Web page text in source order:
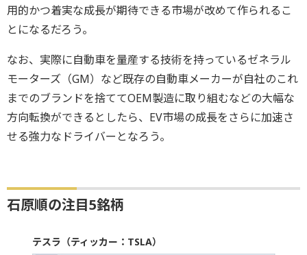
用的かつ着実な成長が期待できる市場が改めて作られるこ
とになるだろう。
なお、実際に自動車を量産する技術を持っているゼネラル
モーターズ（GM）など既存の自動車メーカーが自社のこれ
までのブランドを捨ててOEM製造に取り組むなどの大幅な
方向転換ができるとしたら、EV市場の成長をさらに加速さ
せる強力なドライバーとなろう。
石原順の注目5銘柄
テスラ（ティッカー：TSLA）